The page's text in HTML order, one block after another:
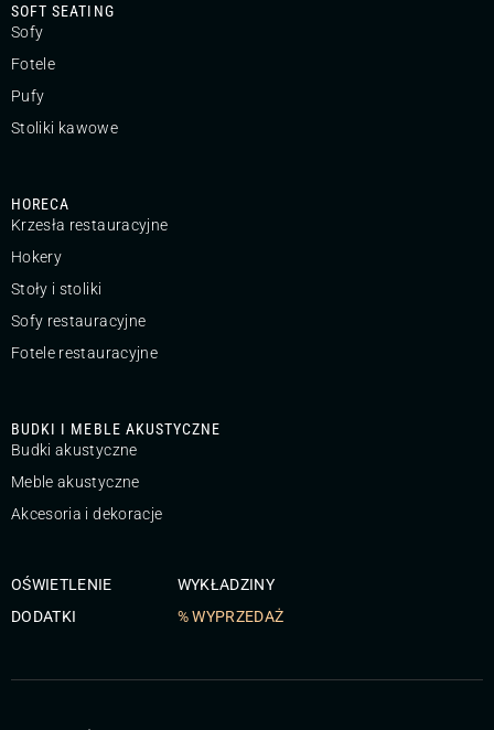
SOFT SEATING
Sofy
Fotele
Pufy
Stoliki kawowe
HORECA
Krzesła restauracyjne
Hokery
Stoły i stoliki
Sofy restauracyjne
Fotele restauracyjne
BUDKI I MEBLE AKUSTYCZNE
Budki akustyczne
Meble akustyczne
Akcesoria i dekoracje
OŚWIETLENIE
DODATKI
WYKŁADZINY
% WYPRZEDAŻ